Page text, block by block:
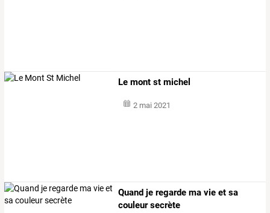
Le mont st michel
2 mai 2021
Quand je regarde ma vie et sa
couleur secrète